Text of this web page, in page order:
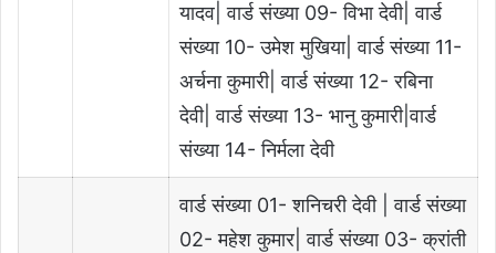
यादव| वार्ड संख्या 09- विभा देवी| वार्ड
संख्या 10- उमेश मुखिया| वार्ड संख्या 11-
अर्चना कुमारी| वार्ड संख्या 12- रबिना
देवी| वार्ड संख्या 13- भानु कुमारी|वार्ड
संख्या 14- निर्मला देवी
वार्ड संख्या 01- शनिचरी देवी | वार्ड संख्या
02- महेश कुमार| वार्ड संख्या 03- क्रांती